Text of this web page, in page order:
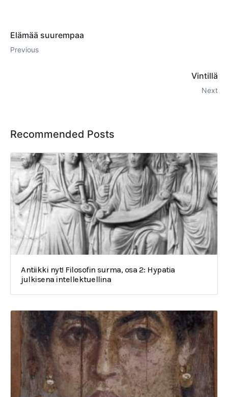
Elämää suurempaa
Previous
Vintillä
Next
Recommended Posts
Antiikki nyt! Filosofin surma, osa 2: Hypatia
julkisena intellektuellina